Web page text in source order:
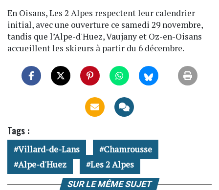
En Oisans, Les 2 Alpes respectent leur calendrier
initial, avec une ouverture ce samedi 29 novembre,
tandis que l’Alpe-d'Huez, Vaujany et Oz-en-Oisans
accueillent les skieurs à partir du 6 décembre.
Tags :
Villard-de-Lans
Chamrousse
Alpe-d'Huez
Les 2 Alpes
SUR LE MÊME SUJET